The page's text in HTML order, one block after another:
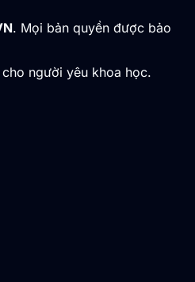
. Mọi bản quyền được bảo
người yêu khoa học.